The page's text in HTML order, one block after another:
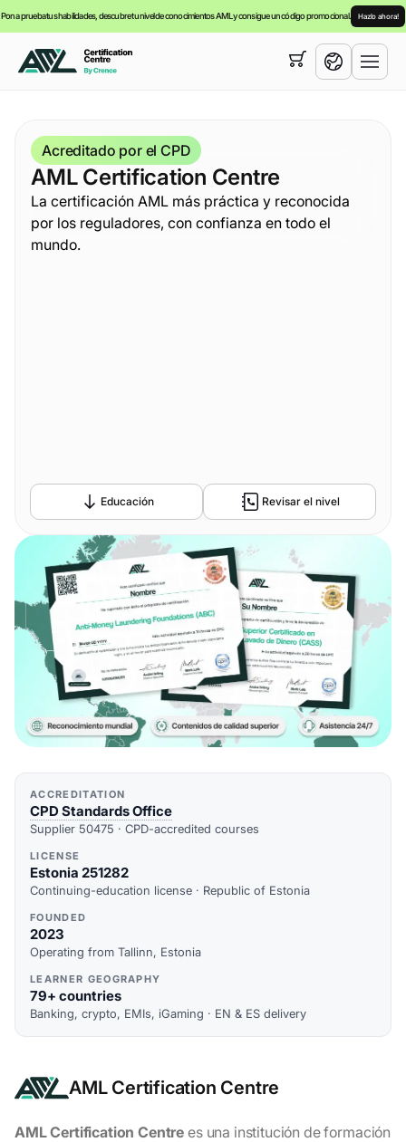
Pon a prueba tus habilidades, descubre tu nivel de conocimientos AML y consigue un código promocional. Hazlo ahora!
Su cesta está vacía,
puede consultar nuestra
Acreditado por el CPD
AML Certification Centre
La certificación AML más práctica y reconocida
por los reguladores, con confianza en todo el
mundo.
Educación Revisar el nivel
ACCREDITATION
CPD Standards Office
Supplier 50475 · CPD-accredited courses
LICENSE
Estonia 251282
Continuing-education license · Republic of Estonia
FOUNDED
2023
Operating from Tallinn, Estonia
LEARNER GEOGRAPHY
79+ countries
Banking, crypto, EMIs, iGaming · EN & ES delivery
AML Certification Centre
AML Certification Centre es una institución de formación